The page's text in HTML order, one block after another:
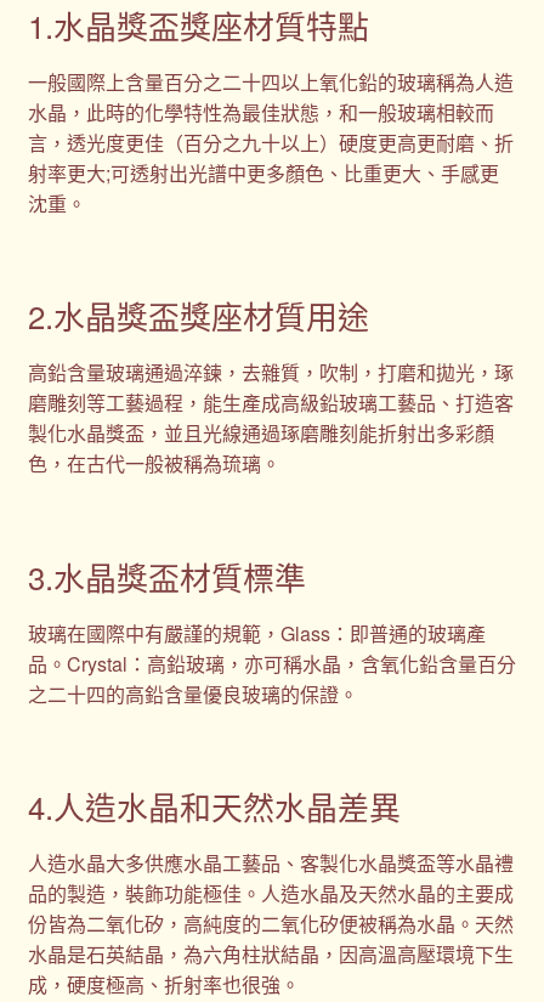
1.水晶獎盃獎座材質特點
一般國際上含量百分之二十四以上氧化鉛的玻璃稱為人造
水晶，此時的化學特性為最佳狀態，和一般玻璃相較而
言，透光度更佳（百分之九十以上）硬度更高更耐磨、折
射率更大;可透射出光譜中更多顏色、比重更大、手感更
沈重。
2.水晶獎盃獎座材質用途
高鉛含量玻璃通過淬鍊，去雜質，吹制，打磨和拋光，琢
磨雕刻等工藝過程，能生產成高級鉛玻璃工藝品、打造客
製化水晶獎盃，並且光線通過琢磨雕刻能折射出多彩顏
色，在古代一般被稱為琉璃。
3.水晶獎盃材質標準
玻璃在國際中有嚴謹的規範，Glass：即普通的玻璃產
品。Crystal：高鉛玻璃，亦可稱水晶，含氧化鉛含量百分
之二十四的高鉛含量優良玻璃的保證。
4.人造水晶和天然水晶差異
人造水晶大多供應水晶工藝品、客製化水晶獎盃等水晶禮
品的製造，裝飾功能極佳。人造水晶及天然水晶的主要成
份皆為二氧化矽，高純度的二氧化矽便被稱為水晶。天然
水晶是石英結晶，為六角柱狀結晶，因高溫高壓環境下生
成，硬度極高、折射率也很強。